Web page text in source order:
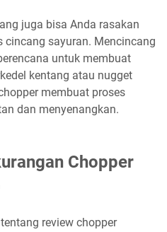
juga bisa Anda rasakan
cincang sayuran. Mencincang
untuk membuat
kentang atau nugget
membuat proses
dan menyenangkan.
Chopper
review chopper